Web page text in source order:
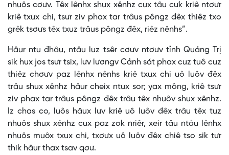
nhuôs cơưv. Têx lênhx shux xênhz cux tâu cưk kriê ntơưr
kriê txux chi, tsưr ziv phax tar trâus pôngz đêx thiêz txo
grêk tsơưs têx txuz trâus pôngz đêx, riêz nênhs”.
Hâur ntu đhâu, ntâu luz tsêr cơưv ntơưv tỉnh Quảng Trị
sik hux jos tsưr tsix, lưv lươngv Cảnh sát phax cuz tuô cuz
thiêz chơưv paz lênhx nênhs kriê txux chi uô luôv đêx
trâu shux xênhz hâur cheix ntux sor; yax mông, kriê tsưr
ziv phax tar trâus pôngz đêx trâu têx nhuôv shux xênhz.
Iz chas co, luôs hâux lưv kriê uô luôv đêx trâu têx tuz
nhuôs shux xênhz cux paz zok nriêr, xeir tâu ntâu lênhx
nhuôs muôx txux chi, txơưx uô luôv đêx chiê tso sik tưr
thik hâur thax tsav qơư.